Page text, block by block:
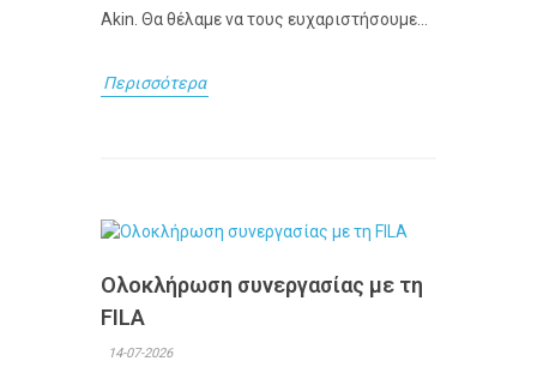
Akin. Θα θέλαμε να τους ευχαριστήσουμε...
Περισσότερα
Ολοκλήρωση συνεργασίας με τη
FILA
14-07-2026